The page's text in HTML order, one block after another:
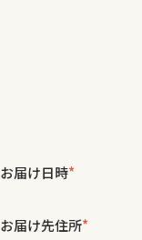
お届け日時*
お届け先住所*